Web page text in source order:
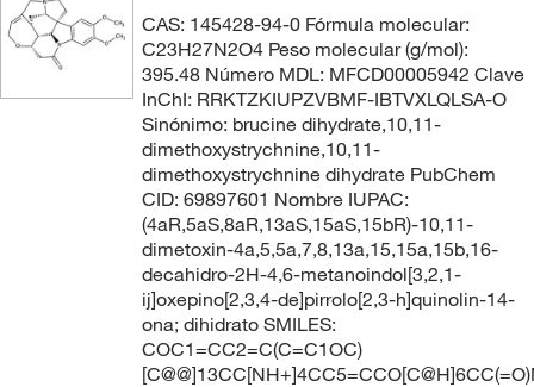
CAS: 145428-94-0 Fórmula molecular:
C23H27N2O4 Peso molecular (g/mol):
395.48 Número MDL: MFCD00005942 Clave
InChI: RRKTZKIUPZVBMF-IBTVXLQLSA-O
Sinónimo: brucine dihydrate,10,11-
dimethoxystrychnine,10,11-
dimethoxystrychnine dihydrate PubChem
CID: 69897601 Nombre IUPAC:
(4aR,5aS,8aR,13aS,15aS,15bR)-10,11-
dimetoxin-4a,5,5a,7,8,13a,15,15a,15b,16-
decahidro-2H-4,6-metanoindol[3,2,1-
ij]oxepino[2,3,4-de]pirrolo[2,3-h]quinolin-14-
ona; dihidrato SMILES:
COC1=CC2=C(C=C1OC)